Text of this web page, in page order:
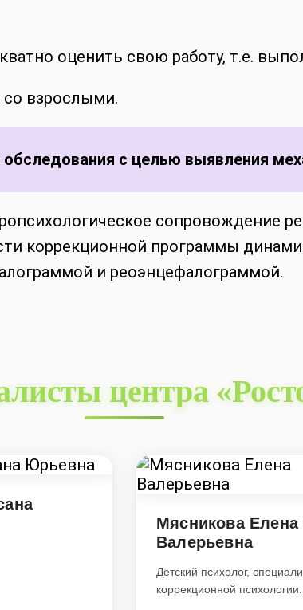
оценить свою работу, т.е.
со взрослыми.
обследования с целью выявления
сопровождение
коррекционной программы
и реоэнцефалограммой.
центра
Мясникова Елена
Валерьевна
Детский психолог,
коррекционной психологии.